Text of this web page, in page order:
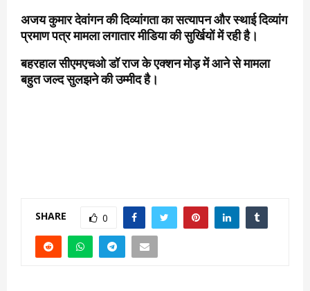
अजय कुमार देवांगन की दिव्यांगता का सत्यापन और स्थाई दिव्यांग
प्रमाण पत्र मामला लगातार मीडिया की सुर्खियों में रही है।
बहरहाल सीएमएचओ डॉ राज के एक्शन मोड़ में आने से मामला
बहुत जल्द सुलझने की उम्मीद है।
SHARE 0